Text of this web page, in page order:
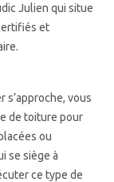
Julien qui situe
et
s’approche, vous
de toiture pour
ou
se siège à
ce type de